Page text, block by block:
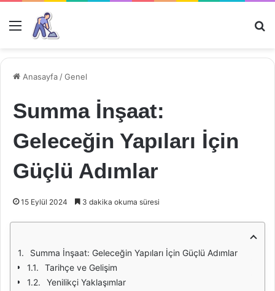
Menü
Anasayfa /Genel
Summa İnşaat:
Geleceğin Yapıları İçin
Güçlü Adımlar
15 Eylül 2024 3 dakika okuma süresi
Summa İnşaat: Geleceğin Yapıları İçin Güçlü Adımlar
Tarihçe ve Gelişim
Yenilikçi Yaklaşımlar